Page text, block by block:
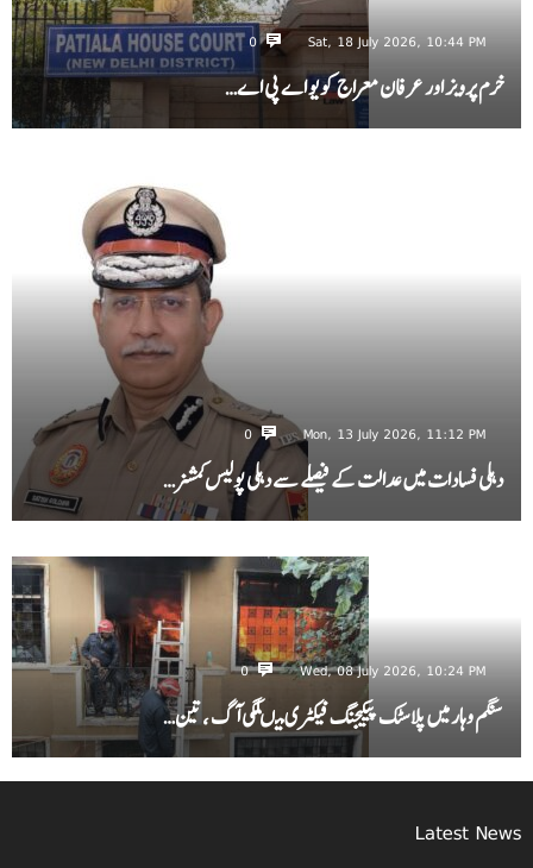
Sat, 18 July 2026, 10:44 PM
0
خرم پرویز اور عرفان معراج کو یو اے پی اے…
Mon, 13 July 2026, 11:12 PM
0
دہلی فسادات میں عدالت کے فیصلے سے دہلی پولیس کمشنر…
Wed, 08 July 2026, 10:24 PM
0
سنگم وہار میں پلاسٹک پیکیجنگ فیکٹری میںلگی آگ ، تین…
Latest News